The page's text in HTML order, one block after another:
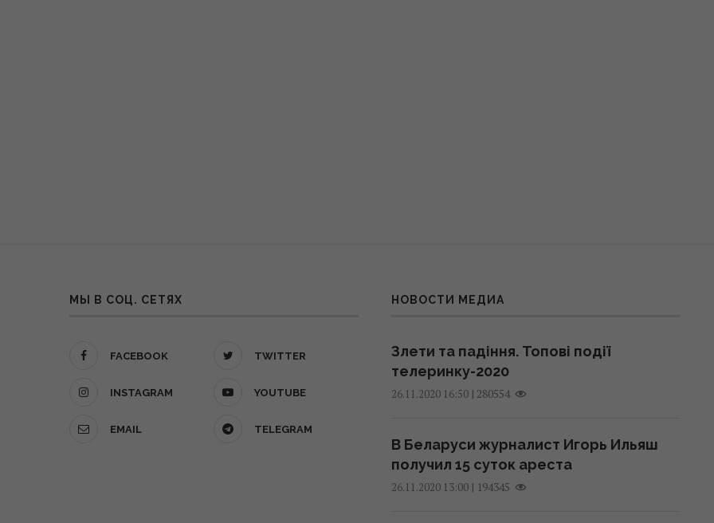
МЫ В СОЦ. СЕТЯХ
FACEBOOK TWITTER
INSTAGRAM YOUTUBE
EMAIL TELEGRAM
НОВОСТИ МЕДИА
Злети та падіння. Топові події
телеринку-2020
26.11.2020 16:50| 280554
В Беларуси журналист Игорь Ильяш
получил 15 суток ареста
26.11.2020 13:00| 194345